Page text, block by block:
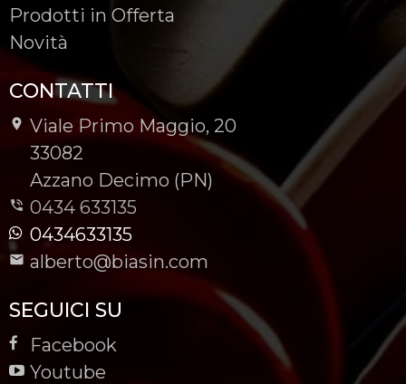
Prodotti in Offerta
Novità
CONTATTI
Viale Primo Maggio, 20
-
33082
-
Azzano Decimo (PN)
0434 633135
0434633135
alberto@biasin.com
SEGUICI SU
Facebook
Youtube